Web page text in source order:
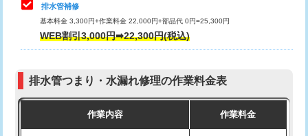
モルタル補修（厚さ10㎝まで）
モルタル補修（厚さ10㎝超え）
追加人工 16,500円
現場見積
式・ワンホール）)
交換・取付(排水栓・排水トラップ
交換・取付（その他部品） 11,000円+材料費
持込商品取付（単水栓） 13,200円
持込商品取付（混合水栓） 16,500円
排水管補修
基本料金 3,300円+作業料金 22,000円+部品代 0円=25,300円
WEB割引3,000円➡22,300円(税込)
排水管つまり・水漏れ修理の作業料金表
作業内容 作業料金